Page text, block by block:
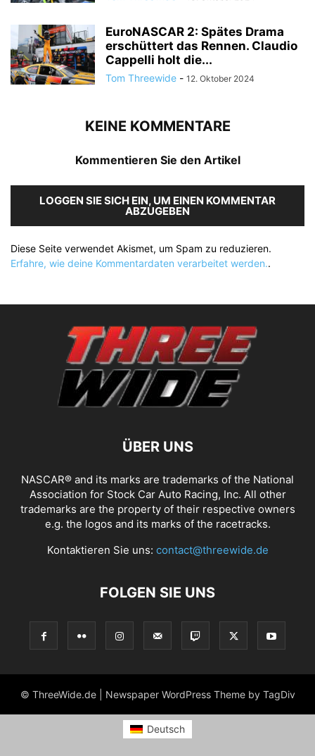
EuroNASCAR 2: Spätes Drama
erschüttert das Rennen. Claudio
Cappelli holt die...
Tom Threewide - 12. Oktober 2024
KEINE KOMMENTARE
Kommentieren Sie den Artikel
LOGGEN SIE SICH EIN, UM EINEN KOMMENTAR
ABZUGEBEN
Diese Seite verwendet Akismet, um Spam zu reduzieren.
Erfahre, wie deine Kommentardaten verarbeitet werden..
ÜBER UNS
NASCAR® and its marks are trademarks of the National
Association for Stock Car Auto Racing, Inc. All other
trademarks are the property of their respective owners
e.g. the logos and its marks of the racetracks.
Kontaktieren Sie uns: contact@threewide.de
FOLGEN SIE UNS
© ThreeWide.de | Newspaper WordPress Theme by TagDiv
Deutsch